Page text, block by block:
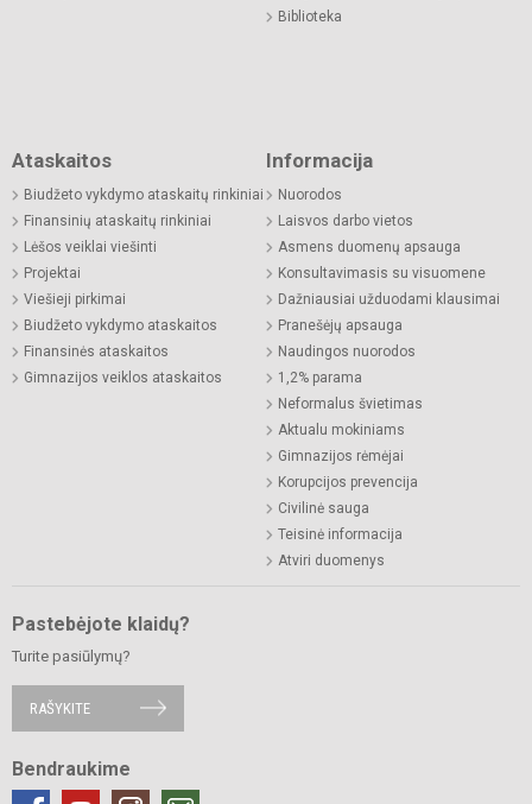
Biblioteka
Ataskaitos
Biudžeto vykdymo ataskaitų rinkiniai
Finansinių ataskaitų rinkiniai
Lėšos veiklai viešinti
Projektai
Viešieji pirkimai
Biudžeto vykdymo ataskaitos
Finansinės ataskaitos
Gimnazijos veiklos ataskaitos
Informacija
Nuorodos
Laisvos darbo vietos
Asmens duomenų apsauga
Konsultavimasis su visuomene
Dažniausiai užduodami klausimai
Pranešėjų apsauga
Naudingos nuorodos
1,2% parama
Neformalus švietimas
Aktualu mokiniams
Gimnazijos rėmėjai
Korupcijos prevencija
Civilinė sauga
Teisinė informacija
Atviri duomenys
Pastebėjote klaidų?
Turite pasiūlymų?
RAŠYKITE
Bendraukime